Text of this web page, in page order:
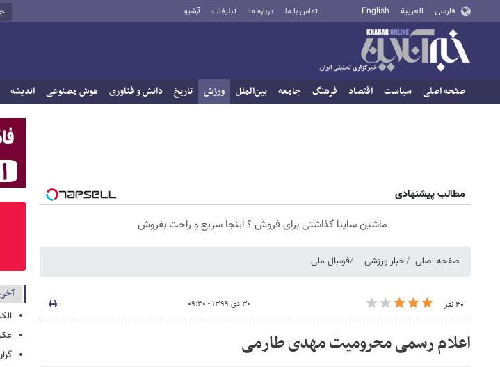
فارسی العربية English تماس با ما درباره ما تبلیغات آرشیو
صفحه اصلی سیاست اقتصاد فرهنگ جامعه بین‌الملل ورزش تاریخ دانش و فناوری هوش مصنوعی اندیشه
مطالب پیشنهادی
ماشین ساینا گذاشتی برای فروش ؟ اینجا سریع و راحت بفروش
صفحه اصلی اخبار ورزشی فوتبال ملی
۳۰ نفر ۳۰ دی ۱۳۹۹ - ۰۹:۳۰
اعلام رسمی محرومیت مهدی طارمی